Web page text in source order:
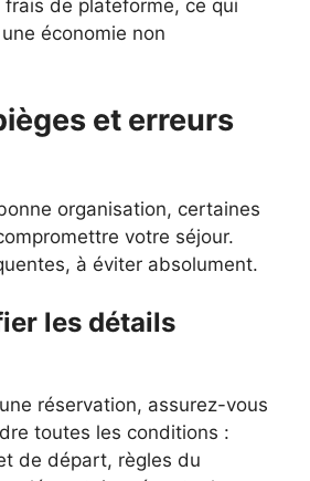
de plateforme, ce qui
économie non
et erreurs
organisation, certaines
votre séjour.
à éviter absolument.
les détails
réservation, assurez-vous
toutes les conditions :
de départ, règles du